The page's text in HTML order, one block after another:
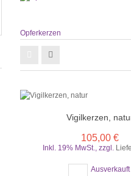
Opferkerzen
Vigilkerzen,
105,00 €
Inkl. 19% MwSt. ,zzgl.
Ausverkauft